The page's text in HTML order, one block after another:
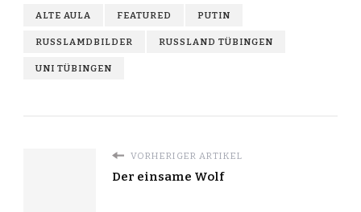
ALTE AULA FEATURED PUTIN
RUSSLAMDBILDER RUSSLAND TÜBINGEN
UNI TÜBINGEN
VORHERIGER ARTIKEL
Der einsame Wolf